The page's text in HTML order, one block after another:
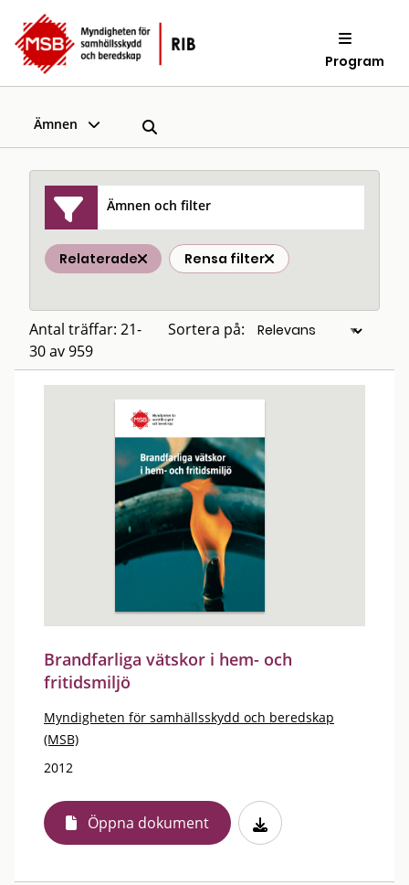
Program
Ämnen
Ämnen och filter
Relaterade Rensa filter
Antal träffar: 21-
30 av 959
Sortera på:
Brandfarliga vätskor i hem- och
fritidsmiljö
Myndigheten för samhällsskydd och beredskap
(MSB)
2012
Öppna dokument